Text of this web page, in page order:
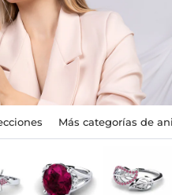
Más categorías de